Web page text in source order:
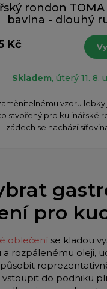
rondon TOMA
bavlna - dlouhý
Kč
Skladem, úterý 11. 8.
vzoru lebky
stvořený pro kulinářské
zádech se nachází síťovina
pro
oblečeníse kladou
rozpálenému oleji,
vstoupit do podniku